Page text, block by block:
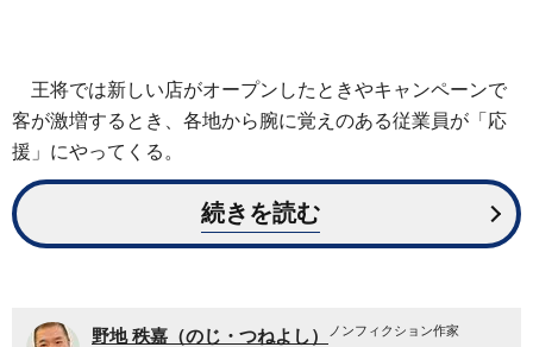
王将では新しい店がオープンしたときやキャンペーンで
客が激増するとき、各地から腕に覚えのある従業員が「応
援」にやってくる。
続きを読む
野地 秩嘉（のじ・つねよし） ノンフィクション作家